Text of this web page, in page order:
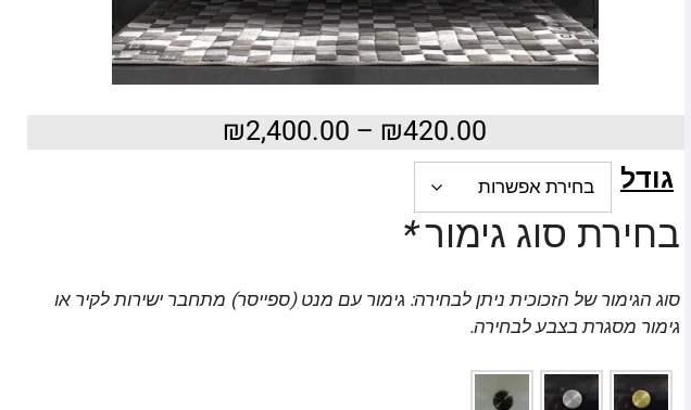
₪420.00
–
₪2,400.00
גודל
בחירת סוג גימור*
סוג הגימור של הזכוכית ניתן לבחירה: גימור עם מנט (ספייסר) מתחבר ישירות לקיר או
גימור מסגרת בצבע לבחירה.